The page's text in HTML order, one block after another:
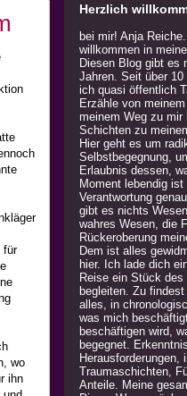
für
wo
ihn
Herzlich
bei mir! Anja
willkommen in
Diesen Blog gibt es
Jahren. Seit über
ich quasi öffentlich
Erzähle von meinem
meinem Weg zu mir
Schichten zu
Hier geht es um
Selbstbegegnung,
Erlaubnis dessen,
Moment lebendig
Verantwortung
gibt es nichts
wahres Wesen, die
Rückeroberung
Dem ist alles
hier. Ich lade dich
Reise ein Stück des
begleiten. Zu
alles, in
was mich
beschäftigen wird,
begegnet.
Herausforderungen,
Traumaschichten,
Anteile. Meine